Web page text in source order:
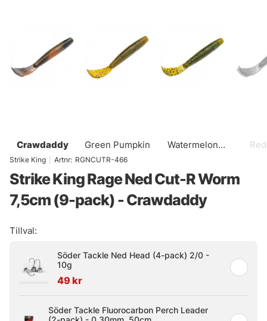
Crawdaddy Green Pumpkin
Watermelon
Strike King Artnr: RGNCUTR-466
Strike King Rage Ned Cut-R Worm
7,5cm (9-pack) - Crawdaddy
Tillval:
Söder Tackle Ned Head (4-pack) 2/0 -
10g
49 kr
Söder Tackle Fluorocarbon Perch Leader